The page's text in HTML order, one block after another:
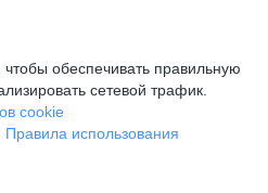
обеспечивать правильную
сетевой трафик.
cookie
Правила использования